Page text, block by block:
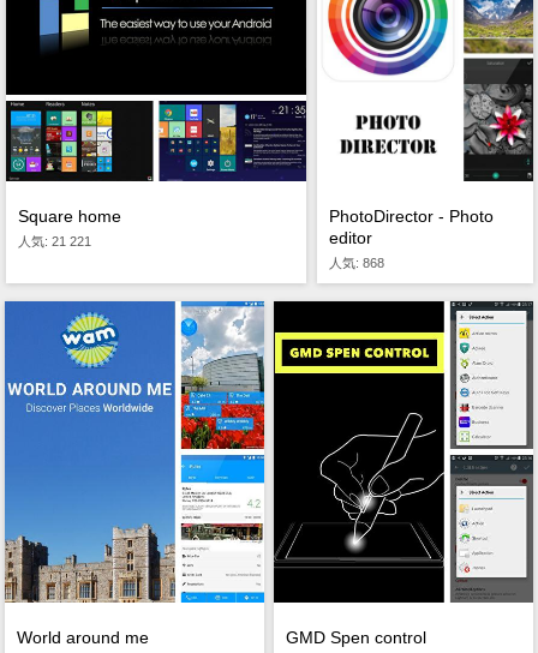
Square home
人気: 21 221
PhotoDirector - Photo
editor
人気: 868
World around me GMD Spen control